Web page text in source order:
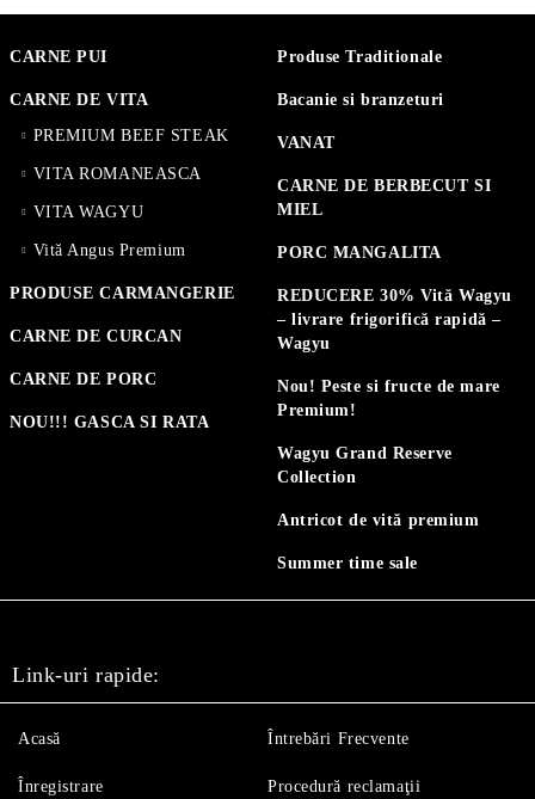
CARNE PUI
CARNE DE VITA
PREMIUM BEEF STEAK
VITA ROMANEASCA
VITA WAGYU
Vită Angus Premium
PRODUSE CARMANGERIE
CARNE DE CURCAN
CARNE DE PORC
NOU!!! GASCA SI RATA
Produse Traditionale
Bacanie si branzeturi
VANAT
CARNE DE BERBECUT SI
MIEL
PORC MANGALITA
REDUCERE 30% Vită Wagyu
– livrare frigorifică rapidă –
Wagyu
Nou! Peste si fructe de mare
Premium!
Wagyu Grand Reserve
Collection
Antricot de vită premium
Summer time sale
Link-uri rapide:
Acasă
Înregistrare
Întrebări Frecvente
Procedură reclamaţii